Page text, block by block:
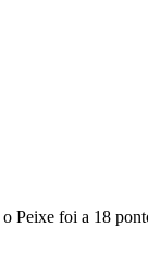
Peixe foi a 18